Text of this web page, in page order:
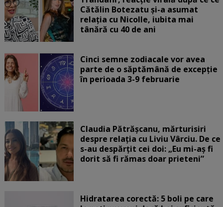
Cătălin Botezatu și-a asumat
relația cu Nicolle, iubita mai
tânără cu 40 de ani
Cinci semne zodiacale vor avea
parte de o săptămână de excepție
în perioada 3-9 februarie
Claudia Pătrășcanu, mărturisiri
despre relația cu Liviu Vârciu. De ce
s-au despărțit cei doi: „Eu mi-aș fi
dorit să fi rămas doar prieteni”
Hidratarea corectă: 5 boli pe care